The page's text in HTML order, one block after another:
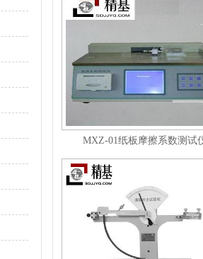
MXZ-01纸板摩擦系数测试